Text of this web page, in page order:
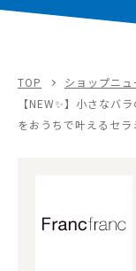
TOP
ショップニュ
【NEW✨】小さなバ
をおうちで叶えるセ